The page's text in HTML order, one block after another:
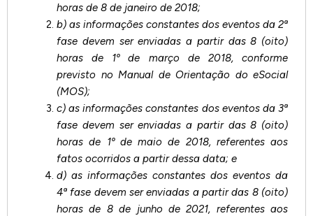
horas de 8 de janeiro de 2018;
b) as informações constantes dos eventos da 2ª
fase devem ser enviadas a partir das 8 (oito)
horas de 1º de março de 2018, conforme
previsto no Manual de Orientação do eSocial
(MOS);
c) as informações constantes dos eventos da 3ª
fase devem ser enviadas a partir das 8 (oito)
horas de 1º de maio de 2018, referentes aos
fatos ocorridos a partir dessa data; e
d) as informações constantes dos eventos da
4ª fase devem ser enviadas a partir das 8 (oito)
horas de 8 de junho de 2021, referentes aos